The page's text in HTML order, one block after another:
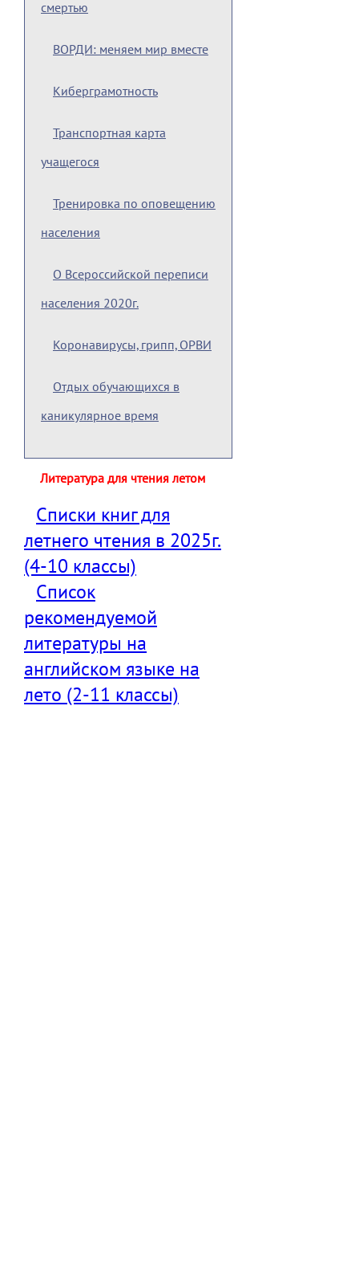
смертью
ВОРДИ: меняем мир вместе
Киберграмотность
Транспортная карта
учащегося
Тренировка по оповещению
населения
О Всероссийской переписи
населения 2020г.
Коронавирусы, грипп, ОРВИ
Отдых обучающихся в
каникулярное время
Литература для чтения летом
Списки книг для
летнего чтения в 2025г.
(4-10 классы)
Список
рекомендуемой
литературы на
английском языке на
лето (2-11 классы)